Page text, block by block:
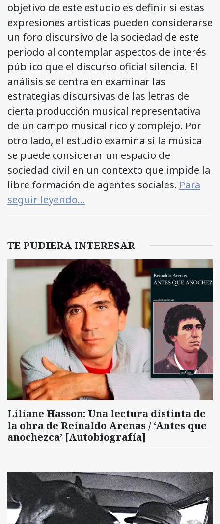
objetivo de este estudio es definir si estas
expresiones artísticas pueden considerarse
un foro discursivo de la sociedad de este
periodo al contemplar aspectos de interés
público que el discurso oficial silencia. El
análisis se centra en examinar las
estrategias discursivas de las letras de
cierta producción musical representativa
de un campo musical rico y complejo. Por
otro lado, el estudio examina si la música
se puede considerar un espacio de
sociedad civil en un contexto que impide la
libre formación de agentes sociales. Para
seguir leyendo…
TE PUDIERA INTERESAR
Liliane Hasson: Una lectura distinta de
la obra de Reinaldo Arenas / ‘Antes que
anochezca’ [Autobiografía]